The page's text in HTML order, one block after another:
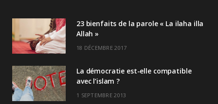
23 bienfaits de la parole « La ilaha illa
Allah »
18 DÉCEMBRE 2017
La démocratie est-elle compatible
avec l’islam ?
1 SEPTEMBRE 2013